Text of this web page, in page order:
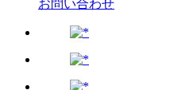
お問い合わせ